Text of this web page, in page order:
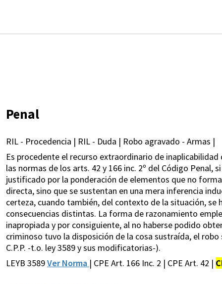
Penal
RIL - Procedencia | RIL - Duda | Robo agravado - Armas |
Es procedente el recurso extraordinario de
las normas de los arts. 42 y 166 inc. 2º del Código
justificado por la ponderación de elementos que no
directa, sino que se sustentan en una mera inferencia
certeza, cuando también, del contexto de la situación, se
consecuencias distintas. La forma de razonamiento
inapropiada y por consiguiente, al no haberse podido
criminoso tuvo la disposición de la cosa sustraída, el
C.P.P. -t.o. ley 3589 y sus modificatorias-).
LEYB 3589Ver Norma | CPE Art. 166 Inc. 2 | CPE Art. 42 |